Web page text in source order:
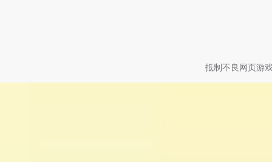
抵制不良网页游